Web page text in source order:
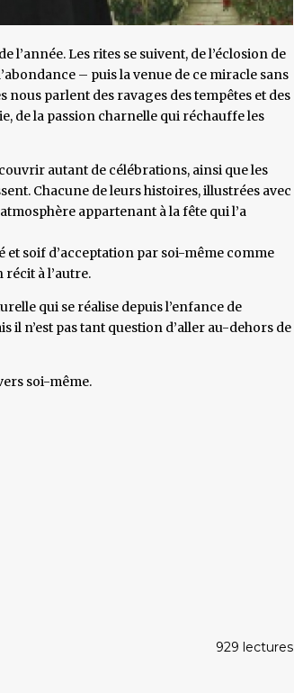
l’année. Les rites se suivent, de l’éclosion de
– puis la venue de ce miracle sans
nous parlent des ravages des tempêtes et des
de la passion charnelle qui réchauffe les
autant de célébrations, ainsi que les
Chacune de leurs histoires, illustrées avec
appartenant à la fête qui l’a
et soif d’acceptation par soi-même comme
récit à l’autre.
qui se réalise depuis l’enfance de
il n’est pas tant question d’aller au-dehors de
soi-même.
929 lectures